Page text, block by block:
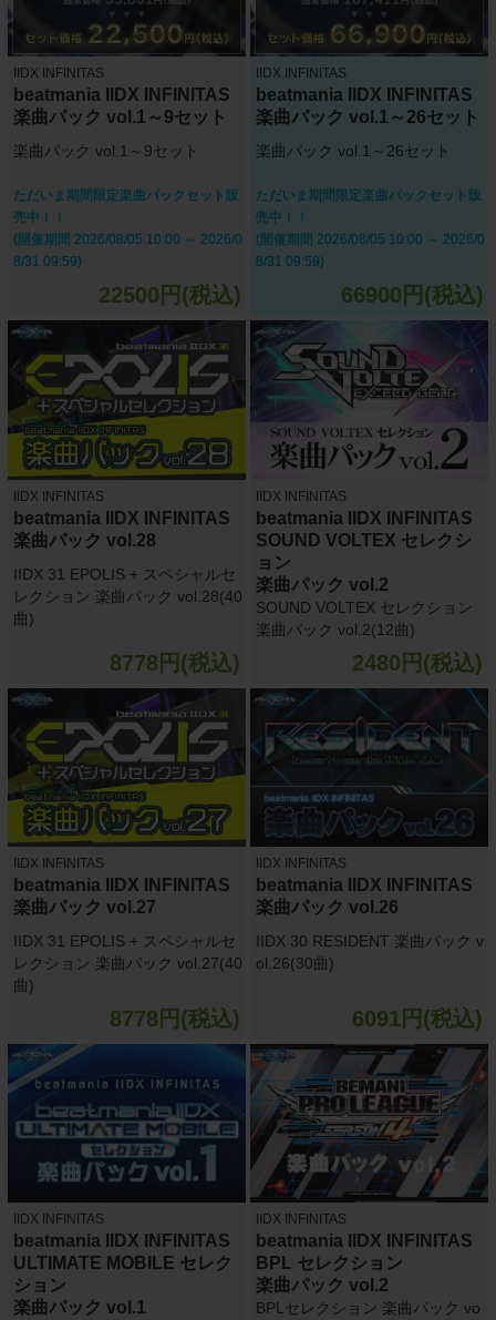
IIDX INFINITAS
beatmania IIDX INFINITAS
楽曲パック vol.1～9セット
楽曲パック vol.1～9セット
ただいま期間限定楽曲パックセット販
売中！！
(開催期間 2026/08/05 10:00 ～ 2026/0
8/31 09:59)
22500円(税込)
IIDX INFINITAS
beatmania IIDX INFINITAS
楽曲パック vol.1～26セット
楽曲パック vol.1～26セット
ただいま期間限定楽曲パックセット販
売中！！
(開催期間 2026/08/05 10:00 ～ 2026/0
8/31 09:59)
66900円(税込)
IIDX INFINITAS
beatmania IIDX INFINITAS
楽曲パック vol.28
IIDX 31 EPOLIS + スペシャルセ
レクション 楽曲パック vol.28(40
曲)
8778円(税込)
IIDX INFINITAS
beatmania IIDX INFINITAS
SOUND VOLTEX セレクシ
ョン
楽曲パック vol.2
SOUND VOLTEX セレクション
楽曲パック vol.2(12曲)
2480円(税込)
IIDX INFINITAS
beatmania IIDX INFINITAS
楽曲パック vol.27
IIDX 31 EPOLIS + スペシャルセ
レクション 楽曲パック vol.27(40
曲)
8778円(税込)
IIDX INFINITAS
beatmania IIDX INFINITAS
楽曲パック vol.26
IIDX 30 RESIDENT 楽曲パック v
ol.26(30曲)
6091円(税込)
IIDX INFINITAS
beatmania IIDX INFINITAS
ULTIMATE MOBILE セレク
ション
楽曲パック vol.1
IIDX INFINITAS
beatmania IIDX INFINITAS
BPL セレクション
楽曲パック vol.2
BPLセレクション 楽曲パック vo